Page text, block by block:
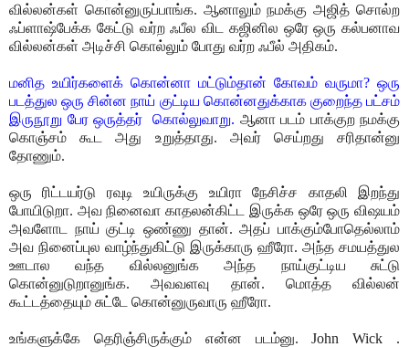
வில்லன்கள் கொன்னுருப்பாங்க. ஆனாலும் நமக்கு அஜித் சொல்ற
ஃப்ளாஷ்பேக்க கேட்டு வர்ற ஃபீல விட கஜினில ஒரே ஒரு கல்பனாவ
வில்லன்கள் அடிச்சி கொல்லும் போது வர்ற ஃபீல் அதிகம்.
மனித உயிர்களைக் கொன்னா மட்டும்தான் கோவம் வருமா? ஒரு
படத்துல ஒரு சின்ன நாய் குட்டிய கொன்னதுக்காக குறைந்த பட்சம்
இருநூறு பேர ஒருத்தர் கொல்லுவாறு. ஆனா படம் பாக்குற நமக்கு
கொஞ்சம் கூட அது உறுத்தாது. அவர் செய்றது சரிதான்னு
தோணும்.
ஒரு ரிட்டயர்டு ரவுடி உயிருக்கு உயிரா நேசிச்ச காதலி இறந்து
போயிடுறா. அவ நினைவா காதலன்கிட்ட இருக்க ஒரே ஒரு விஷயம்
அவளோட நாய் குட்டி ஒண்ணு தான். அதப் பாக்கும்போதெல்லாம்
அவ நினைப்புல வாழ்ந்துகிட்டு இருக்காரு ஹீரோ. அந்த சமயத்துல
ஊடால வந்த வில்லனுங்க அந்த நாய்குட்டிய சுட்டு
கொன்னுடுறானுங்க. அவவளவு தான். மொத்த வில்லன்
கூட்டத்தையும் சுட்டே கொன்னுருவாரு ஹீரோ.
உங்களுக்கே தெரிஞ்சிருக்கும் என்ன படம்னு. John Wick .